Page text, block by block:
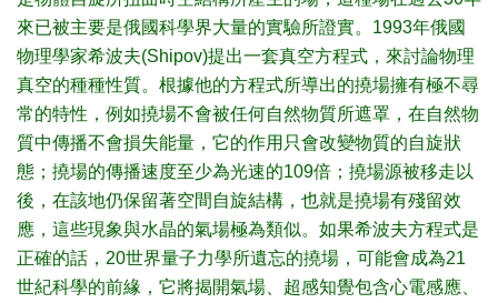
來已被主要是俄國科學界大量的實驗所證實。1993年俄國
物理學家希波夫(Shipov)提出一套真空方程式，來討論物理
真空的種種性質。根據他的方程式所導出的撓場擁有極不尋
常的特性，例如撓場不會被任何自然物質所遮罩，在自然物
質中傳播不會損失能量，它的作用只會改變物質的自旋狀
態；撓場的傳播速度至少為光速的109倍；撓場源被移走以
後，在該地仍保留著空間自旋結構，也就是撓場有殘留效
應，這些現象與水晶的氣場極為類似。如果希波夫方程式是
正確的話，20世界量子力學所遺忘的撓場，可能會成為21
世紀科學的前緣，它將揭開氣場、超感知覺包含心電感應、